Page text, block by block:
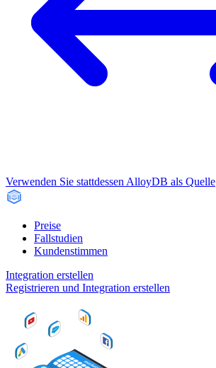
Verwenden Sie stattdessen AlloyDB als Quelle
Preise
Fallstudien
Kundenstimmen
Integration erstellen
Registrieren und Integration erstellen